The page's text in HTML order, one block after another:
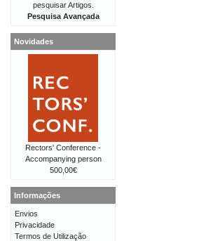
pesquisar Artigos.
Pesquisa Avançada
Novidades
Rectors' Conference -
Accompanying person
500,00€
Informações
Envios
Privacidade
Termos de Utilização